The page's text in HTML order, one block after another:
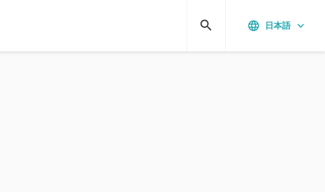
language 日本語 keyboard_arrow_down
search